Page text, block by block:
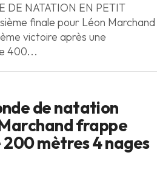
DE NATATION EN PETIT
finale pour Léon Marchand
victoire après une
400...
de natation
frappe
200 mètres 4 nages